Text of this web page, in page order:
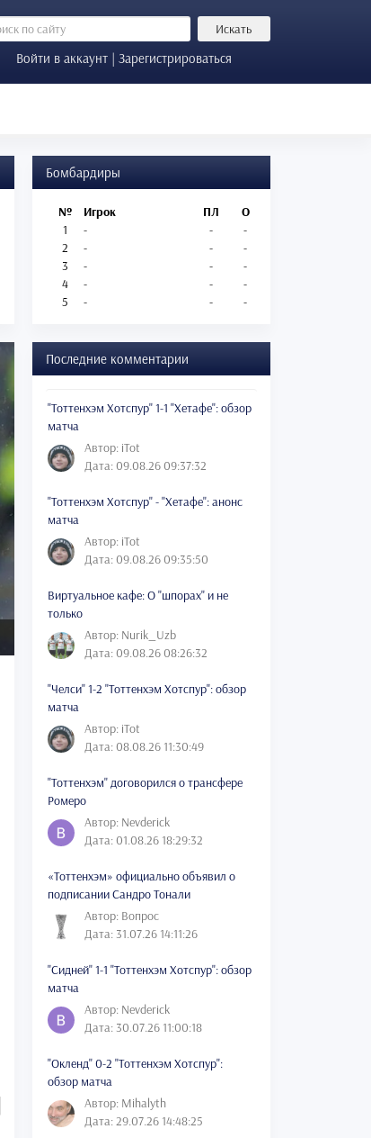
Искать
Войти в аккаунт | Зарегистрироваться
Бомбардиры
№ Игрок ПЛ
О
1
- -
-
2
- -
-
3
- -
-
4
- -
-
5
- - -
Последние комментарии
"Тоттенхэм Хотспур" 1-1 "Хетафе": обзор
матча
Автор: iTot
Дата: 09.08.26 09:37:32
"Тоттенхэм Хотспур" - "Хетафе": анонс
матча
Автор: iTot
Дата: 09.08.26 09:35:50
Виртуальное кафе: О "шпорах" и не
только
Автор: Nurik_Uzb
Дата: 09.08.26 08:26:32
"Челси" 1-2 "Тоттенхэм Хотспур": обзор
матча
Автор: iTot
Дата: 08.08.26 11:30:49
"Тоттенхэм" договорился о трансфере
Ромеро
Автор: Nevderick
Дата: 01.08.26 18:29:32
«Тоттенхэм» официально объявил о
подписании Сандро Тонали
Автор: Вопрос
Дата: 31.07.26 14:11:26
"Сидней" 1-1 "Тоттенхэм Хотспур": обзор
матча
Автор: Nevderick
Дата: 30.07.26 11:00:18
"Окленд" 0-2 "Тоттенхэм Хотспур":
обзор матча
Автор: Mihalyth
Дата: 29.07.26 14:48:25